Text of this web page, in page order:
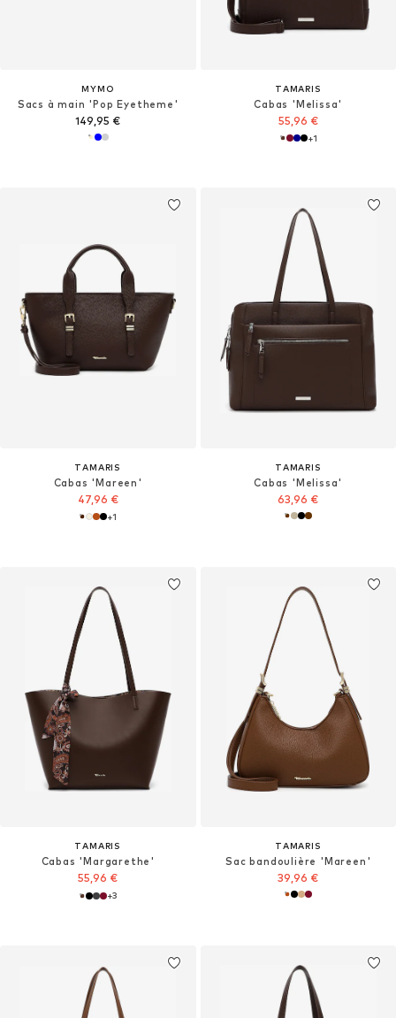
MYMO
Sacs à main 'Pop Eyetheme'
149,95 €
TAMARIS
Cabas 'Melissa'
55,96 €
+1
TAMARIS
Cabas 'Mareen'
47,96 €
+1
TAMARIS
Cabas 'Melissa'
63,96 €
TAMARIS
Cabas 'Margarethe'
55,96 €
+3
TAMARIS
Sac bandoulière 'Mareen'
39,96 €